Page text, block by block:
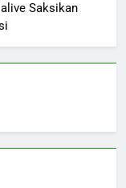
Saksikan